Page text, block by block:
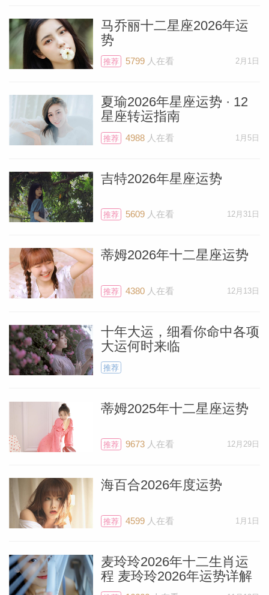
马乔丽十二星座2026年运
势
推荐 5799人在看 2月1日
夏瑜2026年星座运势 · 12
星座转运指南
推荐 4988人在看 1月5日
吉特2026年星座运势
推荐 5609人在看 12月31日
蒂姆2026年十二星座运势
推荐 4380人在看 12月13日
十年大运，细看你命中各项
大运何时来临
推荐
蒂姆2025年十二星座运势
推荐 9673人在看 12月29日
海百合2026年度运势
推荐 4599人在看 1月1日
麦玲玲2026年十二生肖运
程 麦玲玲2026年运势详解